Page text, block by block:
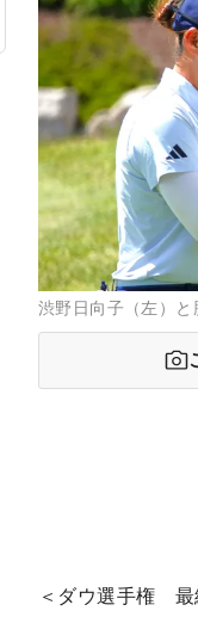
渋野日向子（左）と
＜ダウ選手権